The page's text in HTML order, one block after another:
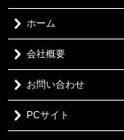
ホーム
会社概要
お問い合わせ
PCサイト